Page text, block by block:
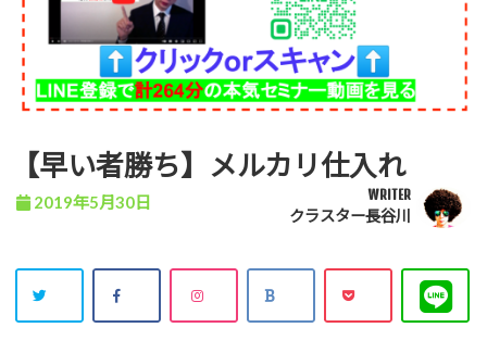
【早い者勝ち】メルカリ仕入れ
2019年5月30日 WRITER
クラスター長谷川